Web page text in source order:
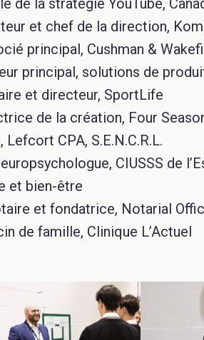
de la stratégie YouTube,
et chef de la direction,
principal, Cushman &
principal, solutions de
et directeur, SportLife
de la création, Four
CPA, S.E.N.C.R.L.
CIUSSS de
et bien-être
et fondatrice, Notarial
de famille, Clinique L’Actuel